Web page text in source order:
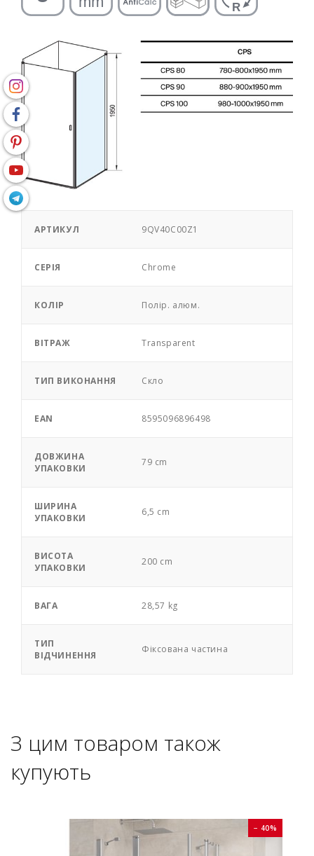
АРТИКУЛ 9QV40C00Z1
СЕРІЯ Chrome
КОЛІР Полір. алюм.
ВІТРАЖ Transparent
ТИП ВИКОНАННЯ Скло
EAN 8595096896498
ДОВЖИНА
УПАКОВКИ
79 cm
ШИРИНА
УПАКОВКИ
6,5 cm
ВИСОТА
УПАКОВКИ
200 cm
ВАГА 28,57 kg
ТИП
ВІДЧИНЕННЯ
Фіксована частина
З цим товаром також
купують
− 40%